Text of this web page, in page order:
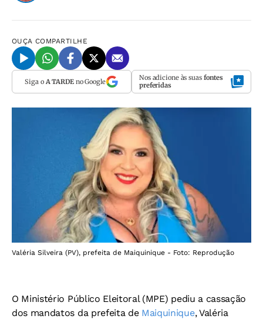
OUÇA COMPARTILHE
Siga o A TARDEno Google Nos adicione às suas fontes
preferidas
Valéria Silveira (PV), prefeita de Maiquinique - Foto: Reprodução
O Ministério Público Eleitoral (MPE) pediu a cassação
dos mandatos da prefeita de Maiquinique, Valéria